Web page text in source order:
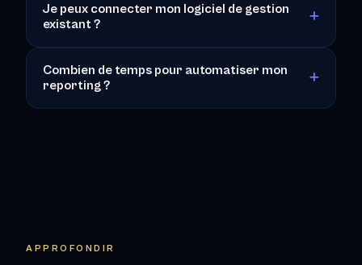
Je peux connecter mon logiciel de gestion
existant ?
Combien de temps pour automatiser mon
reporting ?
APPROFONDIR